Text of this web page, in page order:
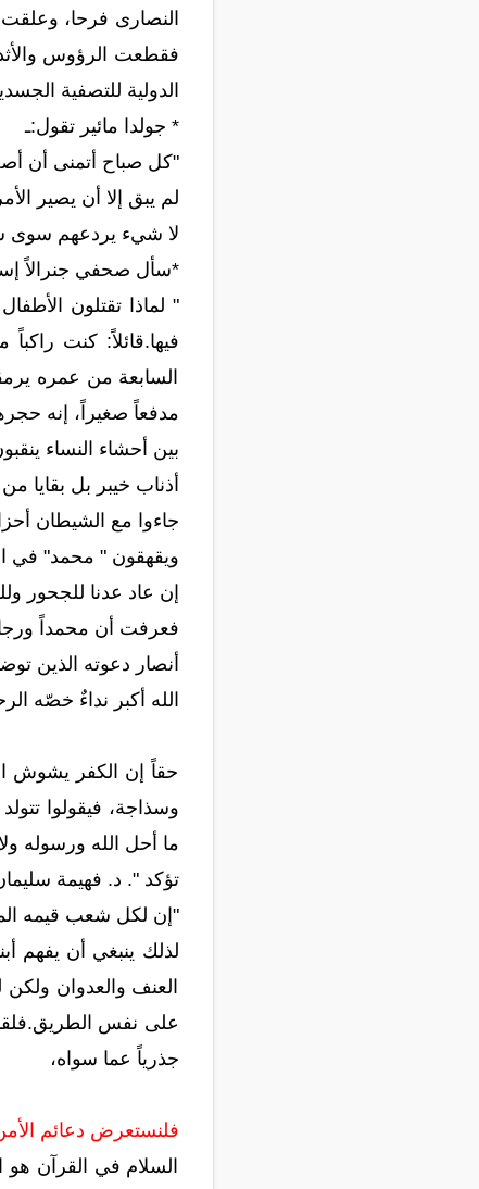
النصارى فرحا،
فقطعت الرؤوس
الدولية للتصفية
* جولدا مائير تقول:ـ
"كل صباح أتمنى أن
لم يبق إلا أن يصير
لا شيء يردعهم سوى
*سأل صحفي جنرالاً
" لماذا تقتلون
فيها.قائلاً: كنت
السابعة من عمره
مدفعاً صغيراً، إنه
بين أحشاء النساء
أذناب خيبر بل بقايا
جاءوا مع الشيطان
ويقهقون " محمد" في
إن عاد عدنا للجحور
فعرفت أن محمداً
أنصار دعوته الذين
الله أكبر نداءٌ خصّه
حقاً إن الكفر يشوش
وسذاجة، فيقولوا
ما أحل الله ورسوله
تؤكد ". د. فهيمة
"إن لكل شعب قيمه
لذلك ينبغي أن يفهم
العنف والعدوان ولكن
على نفس الطريق.فلقد
جذرياً عما سواه،
فلنستعرض دعائم
السلام في القرآن هو